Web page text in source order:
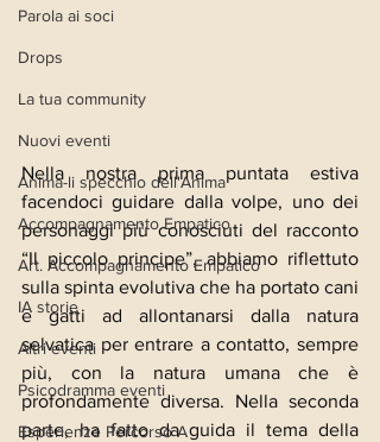
Parola ai soci
Drops
La tua community
Nuovi eventi
Anima-li specchio dell'Anima
Accompagnamento Empatico
Art. Accompagnamento Empatico
IA storie
Altri eventi
Psicodramma eventi
Esperienze Percorso A
Nella nostra prima puntata estiva
facendoci guidare dalla volpe, uno dei
personaggi più conosciuti del racconto
“Il piccolo principe”, abbiamo riflettuto
sulla spinta evolutiva che ha portato cani
e gatti ad allontanarsi dalla natura
selvatica per entrare a contatto, sempre
più, con la natura umana che è
profondamente diversa. Nella seconda
parte, ha fatto da guida il tema della